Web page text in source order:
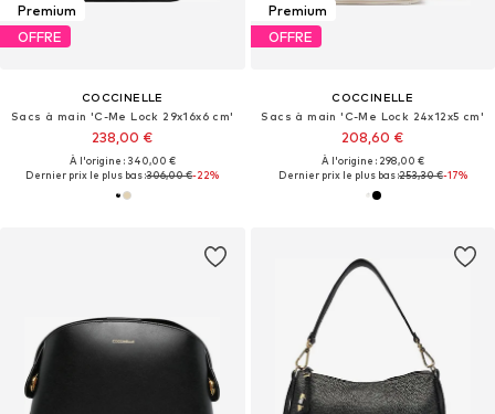
Premium
OFFRE
COCCINELLE
Sacs à main 'C-Me Lock 29x16x6 cm'
238,00 €
À l'origine : 340,00 €
Dernier prix le plus bas :306,00 €-22%
Premium
OFFRE
COCCINELLE
Sacs à main 'C-Me Lock 24x12x5 cm'
208,60 €
À l'origine : 298,00 €
Dernier prix le plus bas :253,30 €-17%